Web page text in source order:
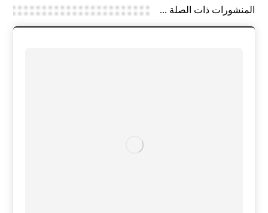
المنشورات ذات الصلة ...